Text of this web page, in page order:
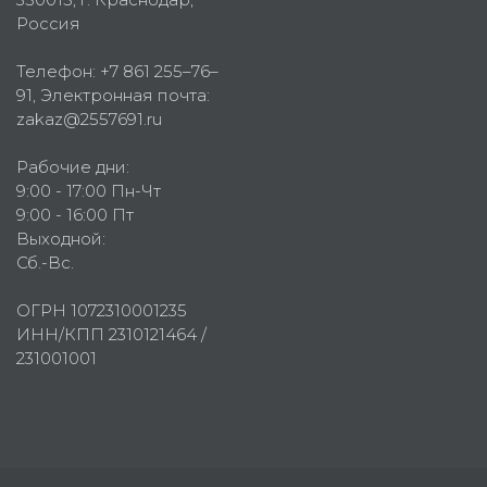
Россия
Телефон: +7 861 255–76–
91, Электронная почта:
zakaz@2557691.ru
Рабочие дни:
9:00 - 17:00 Пн-Чт
9:00 - 16:00 Пт
Выходной:
Сб.-Вс.
ОГРН 1072310001235
ИНН/КПП 2310121464 /
231001001